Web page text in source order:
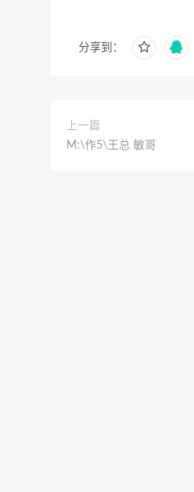
分享到：
上一篇
M:\作5\王总 敏哥